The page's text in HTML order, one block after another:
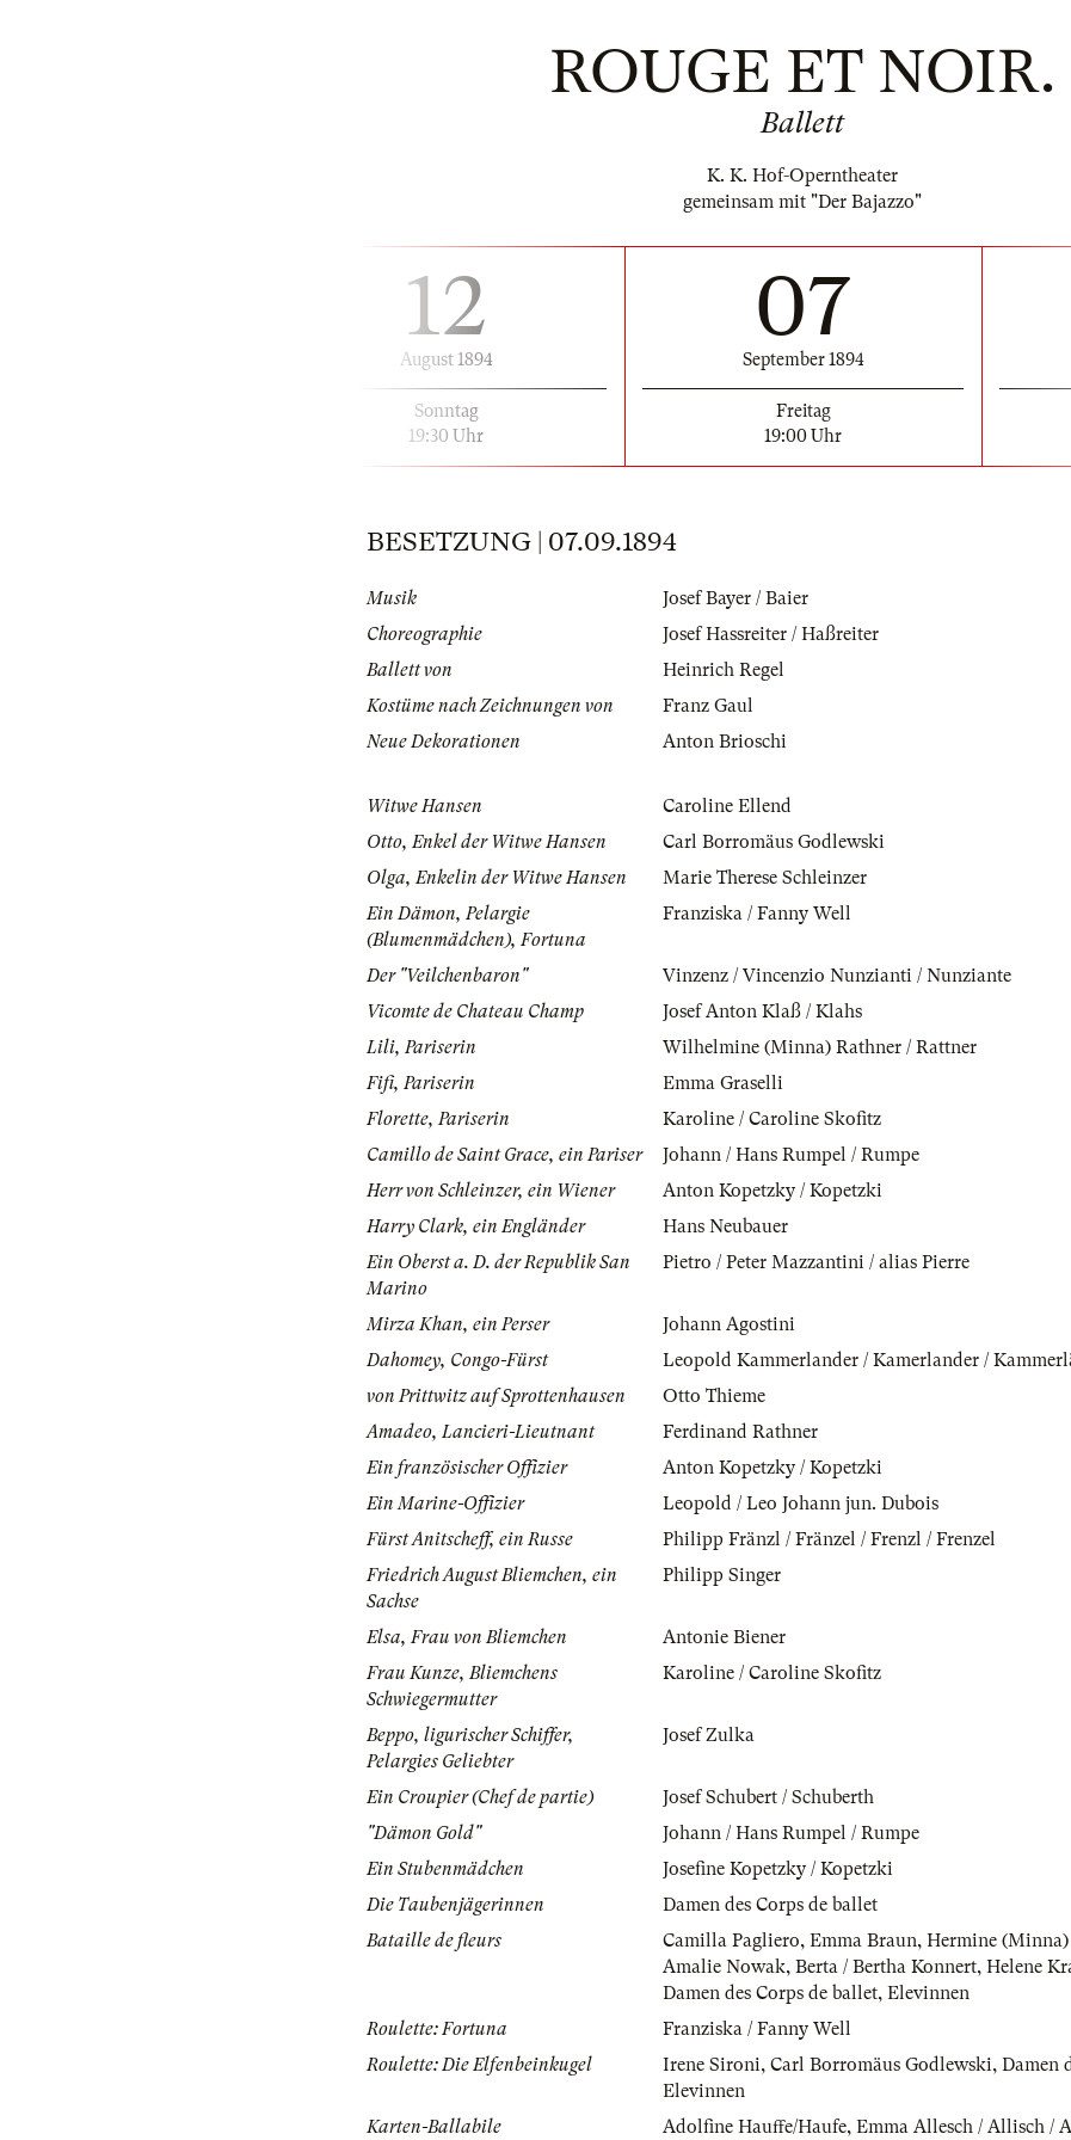
ROUGE ET NOIR.
Ballett
K. K. Hof-Operntheater
gemeinsam mit "Der Bajazzo"
12
August 1894
Sonntag
19:30 Uhr
07
September 1894
Freitag
19:00 Uhr
BESETZUNG | 07.09.1894
Musik
Josef Bayer / Baier
Choreographie
Josef Hassreiter / Haßreiter
Ballett von
Heinrich Regel
Kostüme nach Zeichnungen von
Franz Gaul
Neue Dekorationen
Anton Brioschi
Witwe Hansen
Caroline Ellend
Otto, Enkel der Witwe Hansen
Carl Borromäus Godlewski
Olga, Enkelin der Witwe Hansen
Marie Therese Schleinzer
Ein Dämon, Pelargie
(Blumenmädchen), Fortuna
Franziska / Fanny Well
Der "Veilchenbaron"
Vinzenz / Vincenzio Nunzianti / Nunziante
Vicomte de Chateau Champ
Josef Anton Klaß / Klahs
Lili, Pariserin
Wilhelmine (Minna) Rathner / Rattner
Fifi, Pariserin
Emma Graselli
Florette, Pariserin
Karoline / Caroline Skofitz
Camillo de Saint Grace, ein Pariser
Johann / Hans Rumpel / Rumpe
Herr von Schleinzer, ein Wiener
Anton Kopetzky / Kopetzki
Harry Clark, ein Engländer
Hans Neubauer
Ein Oberst a. D. der Republik San
Marino
Pietro / Peter Mazzantini / alias Pierre
Mirza Khan, ein Perser
Johann Agostini
Dahomey, Congo-Fürst
Leopold Kammerlander / Kamerlander /
von Prittwitz auf Sprottenhausen
Otto Thieme
Amadeo, Lancieri-Lieutnant
Ferdinand Rathner
Ein französischer Offizier
Anton Kopetzky / Kopetzki
Ein Marine-Offizier
Leopold / Leo Johann jun. Dubois
Fürst Anitscheff, ein Russe
Philipp Fränzl / Fränzel / Frenzl / Frenzel
Friedrich August Bliemchen, ein
Sachse
Philipp Singer
Elsa, Frau von Bliemchen
Antonie Biener
Frau Kunze, Bliemchens
Schwiegermutter
Karoline / Caroline Skofitz
Beppo, ligurischer Schiffer,
Pelargies Geliebter
Josef Zulka
Ein Croupier (Chef de partie)
Josef Schubert / Schuberth
"Dämon Gold"
Johann / Hans Rumpel / Rumpe
Ein Stubenmädchen
Josefine Kopetzky / Kopetzki
Die Taubenjägerinnen
Damen des Corps de ballet
Bataille de fleurs
Camilla Pagliero, Emma Braun, Hermine
Amalie Nowak, Berta / Bertha Konnert, Helene
Damen des Corps de ballet, Elevinnen
Roulette: Fortuna
Franziska / Fanny Well
Roulette: Die Elfenbeinkugel
Irene Sironi, Carl Borromäus Godlewski, Damen
Elevinnen
Karten-Ballabile
Adolfine Hauffe/Haufe, Emma Allesch / Allisch /